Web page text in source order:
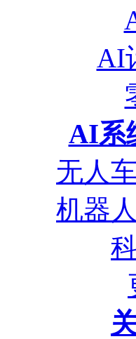
AI
AI系
无人
机器